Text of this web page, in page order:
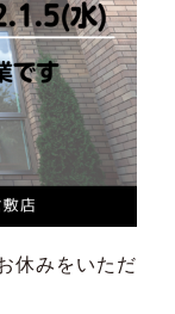
休みをいただ